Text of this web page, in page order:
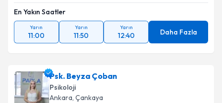
En Yakın Saatler
Yarın
11:00
Yarın
11:50
Yarın
12:40 Daha Fazla
Psk. Beyza Çoban
Psikoloji
Ankara, Çankaya